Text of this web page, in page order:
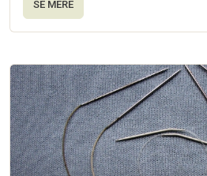
SE MERE